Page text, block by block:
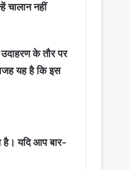
चालान नहीं
के तौर पर
यह है कि इस
है। यदि आप बार-